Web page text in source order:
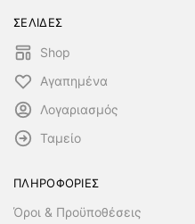
ΣΕΛΙΔΕΣ
Shop
Αγαπημένα
Λογαριασμός
Ταμείο
ΠΛΗΡΟΦΟΡΙΕΣ
Όροι & Προϋποθέσεις